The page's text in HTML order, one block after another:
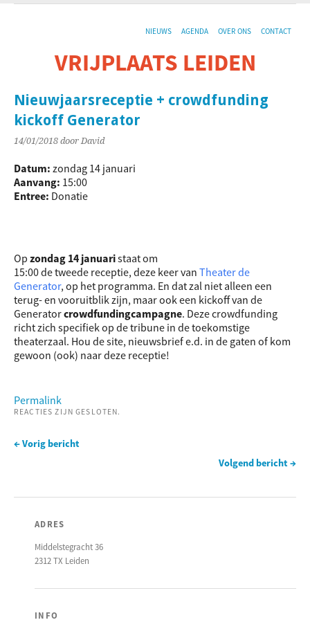
NIEUWS AGENDA OVER ONS CONTACT
VRIJPLAATS LEIDEN
Nieuwjaarsreceptie + crowdfunding
kickoff Generator
14/01/2018 door David
Datum: zondag 14 januari
Aanvang: 15:00
Entree: Donatie
Op zondag 14 januaristaat om
15:00 de tweede receptie, deze keer van Theater de
Generator, op het programma. En dat zal niet alleen een
terug- en vooruitblik zijn, maar ook een kickoff van de
Generatorcrowdfundingcampagne. Deze crowdfunding
richt zich specifiek op de tribune in de toekomstige
theaterzaal. Hou de site, nieuwsbrief e.d. in de gaten of kom
gewoon (ook) naar deze receptie!
Permalink
REACTIES ZIJN GESLOTEN.
← Vorig bericht
Volgend bericht →
ADRES
Middelstegracht 36
2312 TX Leiden
INFO